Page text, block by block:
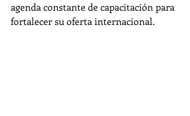
agenda constante de capacitación para
fortalecer su oferta internacional.